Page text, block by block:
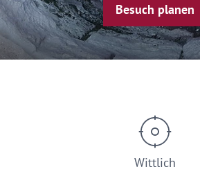
Besuch planen
Wittlich